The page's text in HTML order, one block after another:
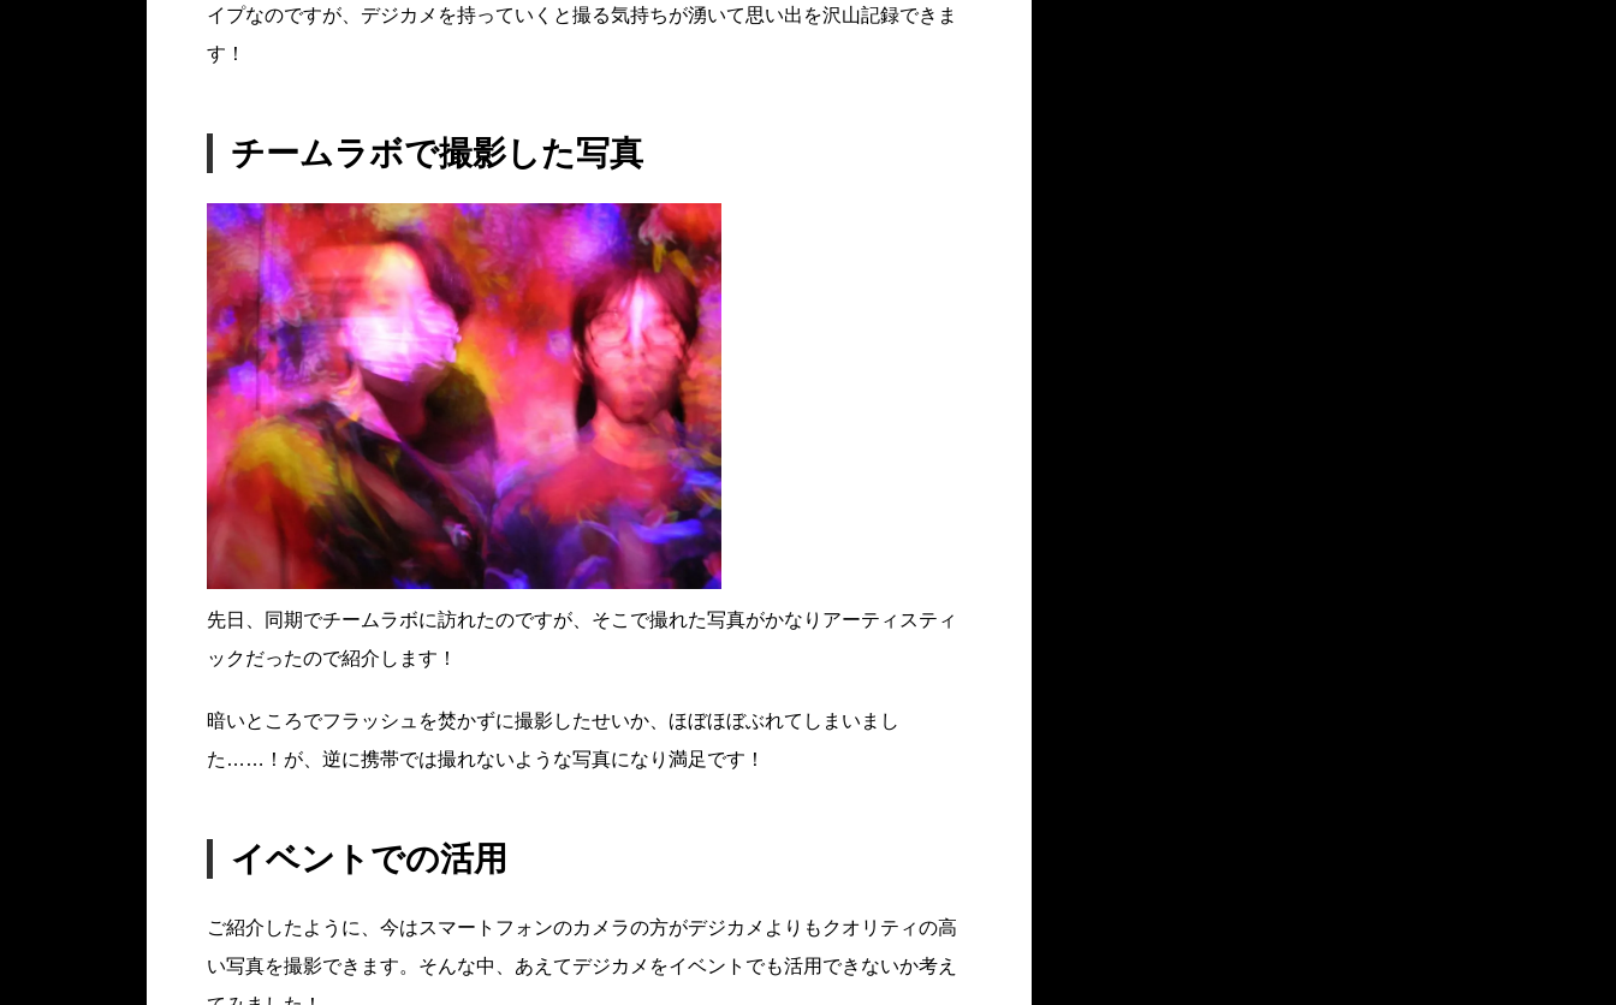
イプなのですが、デジカメを持っていくと撮る気持ちが湧いて思い出を沢山記録できま
す！
チームラボで撮影した写真
先日、同期でチームラボに訪れたのですが、そこで撮れた写真がかなりアーティスティ
ックだったので紹介します！
暗いところでフラッシュを焚かずに撮影したせいか、ほぼほぼぶれてしまいまし
た……！が、逆に携帯では撮れないような写真になり満足です！
イベントでの活用
ご紹介したように、今はスマートフォンのカメラの方がデジカメよりもクオリティの高
い写真を撮影できます。そんな中、あえてデジカメをイベントでも活用できないか考え